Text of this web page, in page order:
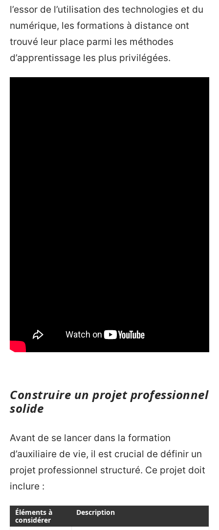
l’essor de l’utilisation des technologies et du
numérique, les formations à distance ont
trouvé leur place parmi les méthodes
d’apprentissage les plus privilégées.
Construire un projet professionnel
solide
Avant de se lancer dans la formation
d’auxiliaire de vie, il est crucial de définir un
projet professionnel structuré. Ce projet doit
inclure :
Éléments à
considérer
Description